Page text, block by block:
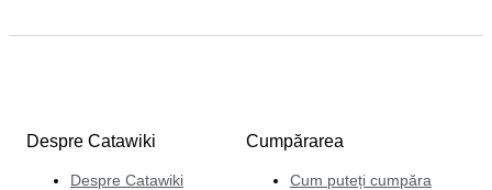
Despre Catawiki
Despre Catawiki
Cumpărarea
Cum puteți cumpăra